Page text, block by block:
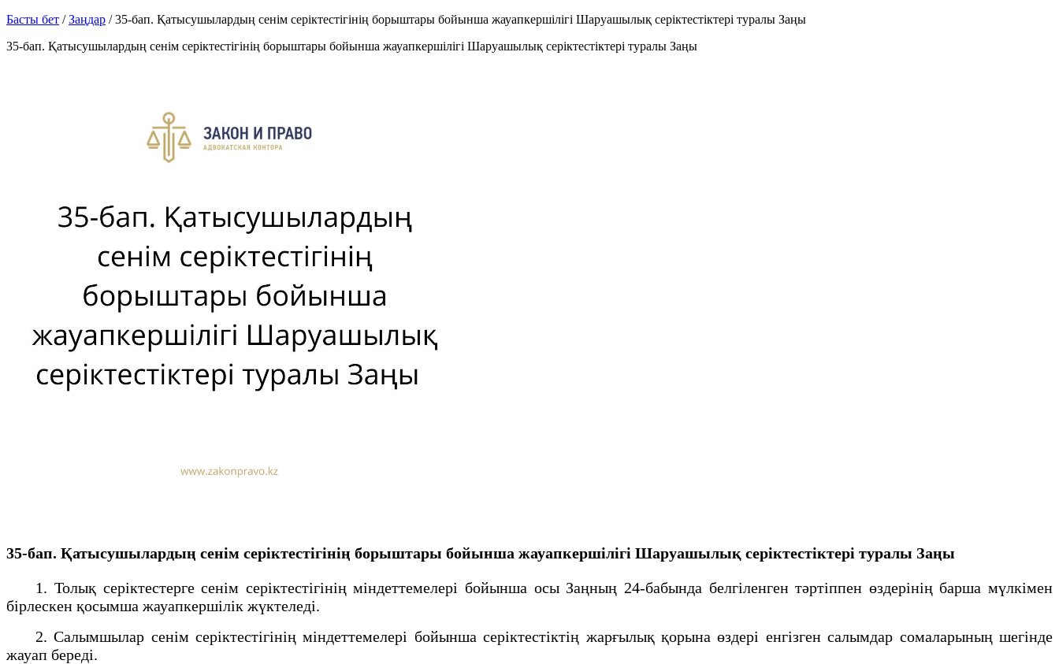
Басты бет /Заңдар /35-бап. Қатысушылардың сенiм серiктестiгiнiң борыштары бойынша жауапкершiлiгi Шаруашылық серіктестіктері туралы Заңы
35-бап. Қатысушылардың сенiм серiктестiгiнiң борыштары бойынша жауапкершiлiгi Шаруашылық серіктестіктері туралы Заңы
35-бап. Қатысушылардың сенiм серiктестiгiнiң борыштары бойынша жауапкершiлiгi Шаруашылық серіктестіктері туралы Заңы
1. Толық серiктестерге сенiм серiктестiгiнiң мiндеттемелерi бойынша осы Заңның 24-бабында белгiленген тәртiппен өздерiнiң барша мүлкiмен
бiрлескен қосымша жауапкершiлiк жүктеледi.
2. Салымшылар сенiм серiктестiгiнiң мiндеттемелерi бойынша серiктестiктiң жарғылық қорына өздерi енгiзген салымдар сомаларының шегiнде
жауап бередi.